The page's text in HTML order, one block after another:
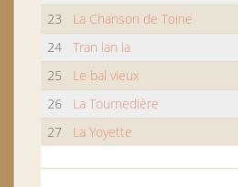
23
La Chanson de Toine
24
Tran lan la
25
Le bal vieux
26
La Tournedière
27
La Yoyette